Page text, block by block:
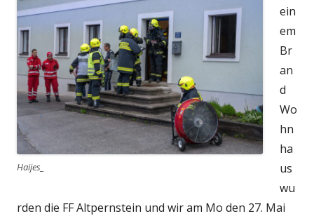
Haijes_
ein
em
Br
an
d
Wo
hn
ha
us
wu
rden die FF Altpernstein und wir am Mo den 27. Mai